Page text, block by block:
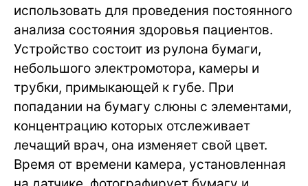
использовать для проведения постоянного
анализа состояния здоровья пациентов.
Устройство состоит из рулона бумаги,
небольшого электромотора, камеры и
трубки, примыкающей к губе. При
попадании на бумагу слюны с элементами,
концентрацию которых отслеживает
лечащий врач, она изменяет свой цвет.
Время от времени камера, установленная